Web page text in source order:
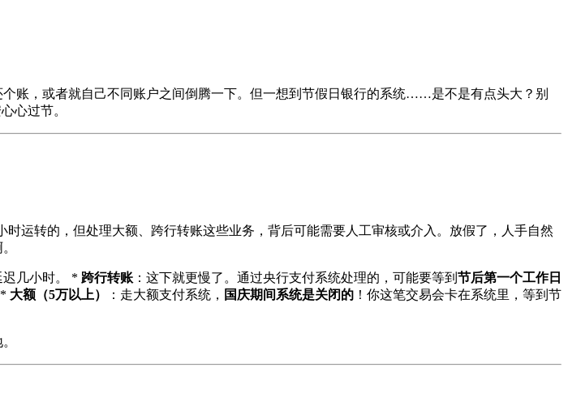
账，或者就自己不同账户之间倒腾一下。但一想到节假日银行的系统……是不是有点头大？别
心过节。
时运转的，但处理大额、跨行转账这些业务，背后可能需要人工审核或介入。放假了，人手自然
几小时。 * 跨行转账 ：这下就更慢了。通过央行支付系统处理的，可能要等到 节后第一个工作日
大额（5万以上） ：走大额支付系统， 国庆期间系统是关闭的 ！你这笔交易会卡在系统里，等到节